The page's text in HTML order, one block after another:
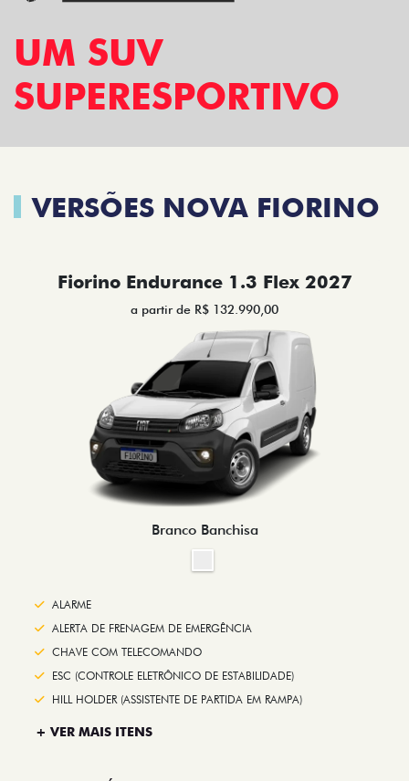
UM SUV
SUPERESPORTIVO
VERSÕES NOVA FIORINO
Fiorino Endurance 1.3 Flex 2027
a partir de R$ 132.990,00
Branco Banchisa
ALARME
ALERTA DE FRENAGEM DE EMERGÊNCIA
CHAVE COM TELECOMANDO
ESC (CONTROLE ELETRÔNICO DE ESTABILIDADE)
HILL HOLDER (ASSISTENTE DE PARTIDA EM RAMPA)
+ VER MAIS ITENS